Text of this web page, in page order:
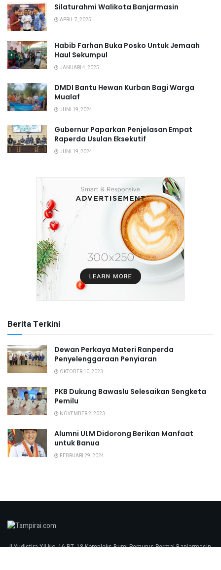
Silaturahmi Walikota Banjarmasin
APRIL 7, 2025
Habib Farhan Buka Posko Untuk Jemaah
Haul Sekumpul
JANUARI 4, 2025
DMDI Bantu Hewan Kurban Bagi Warga
Mualaf
JUNI 19, 2024
Gubernur Paparkan Penjelasan Empat
Raperda Usulan Eksekutif
JUNI 19, 2024
Berita Terkini
Dewan Perkaya Materi Ranperda
Penyelenggaraan Penyiaran
OKTOBER 10, 2023
PKB Dukung Bawaslu Selesaikan Sengketa
Pemilu
NOVEMBER 2, 2023
Alumni ULM Didorong Berikan Manfaat
untuk Banua
FEBRUARI 29, 2024
Jl Yudistira XII No. 16 RT. 18 Kompleks Bumi Pemurus Permai Banjarmasin